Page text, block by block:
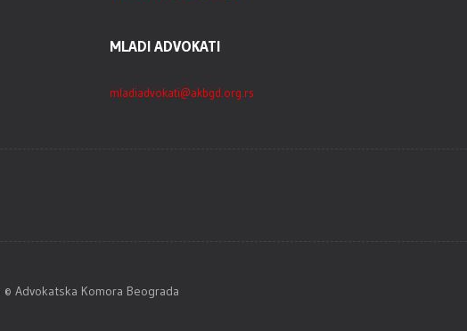
MLADI ADVOKATI
mladiadvokati@akbgd.org.rs
Advokatska Komora Beograda